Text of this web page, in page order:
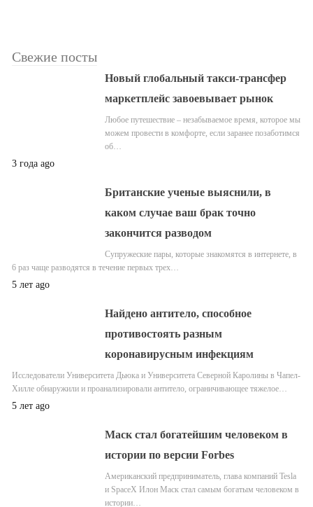
Свежие посты
Новый глобальный такси-трансфер
маркетплейс завоевывает рынок
Любое путешествие – незабываемое время, которое мы
можем провести в комфорте, если заранее позаботимся
об…
3 года ago
Британские ученые выяснили, в
каком случае ваш брак точно
закончится разводом
Супружеские пары, которые знакомятся в интернете, в
6 раз чаще разводятся в течение первых трех…
5 лет ago
Найдено антитело, способное
противостоять разным
коронавирусным инфекциям
Исследователи Университета Дьюка и Университета Северной Каролины в Чапел-
Хилле обнаружили и проанализировали антитело, ограничивающее тяжелое…
5 лет ago
Маск стал богатейшим человеком в
истории по версии Forbes
Американский предприниматель, глава компаний Tesla
и SpaceX Илон Маск стал самым богатым человеком в
истории…